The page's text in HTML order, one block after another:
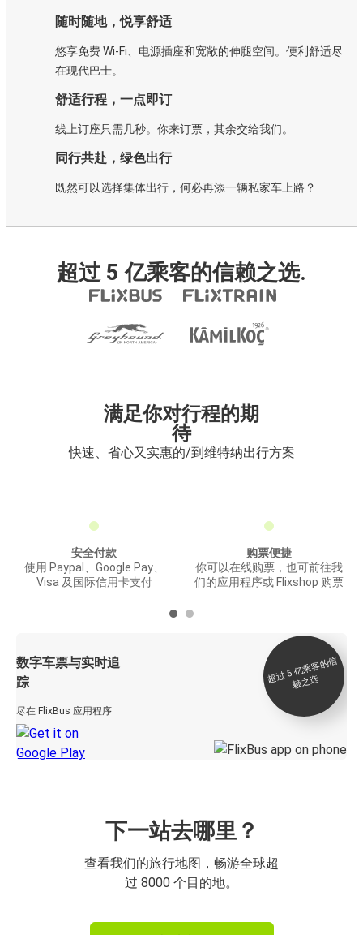
随时随地，悦享舒适
悠享免费 Wi-Fi、电源插座和宽敞的伸腿空间。便利舒适尽
在现代巴士。
舒适行程，一点即订
线上订座只需几秒。你来订票，其余交给我们。
同行共赴，绿色出行
既然可以选择集体出行，何必再添一辆私家车上路？
超过 5 亿乘客的信赖之选.
满足你对行程的期
待
快速、省心又实惠的/到维特纳出行方案
安全付款
使用 Paypal、Google Pay、
Visa 及国际信用卡支付
购票便捷
你可以在线购票，也可前往我
们的应用程序或 Flixshop 购票
数字车票与实时追
踪
尽在 FlixBus 应用程序
超
过 5
亿
乘
客
的
信
赖
之
选
下一站去哪里？
查看我们的旅行地图，畅游全球超
过 8000 个目的地。